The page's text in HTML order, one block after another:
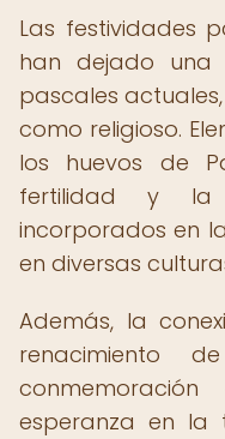
Las festividades
han dejado una
pascales
como religioso.
los huevos de
fertilidad y la
incorporados en
en diversas
Además, la
renacimiento
esperanza en la